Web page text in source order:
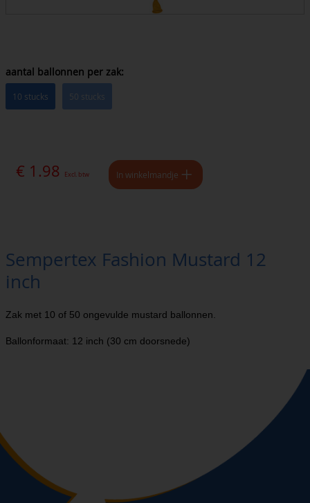
aantal ballonnen per zak:
10 stucks 50 stucks
€ 1.98 Excl. btw In winkelmandje
Sempertex Fashion Mustard 12
inch
Zak met 10 of 50 ongevulde mustard ballonnen.
Ballonformaat: 12 inch (30 cm doorsnede)